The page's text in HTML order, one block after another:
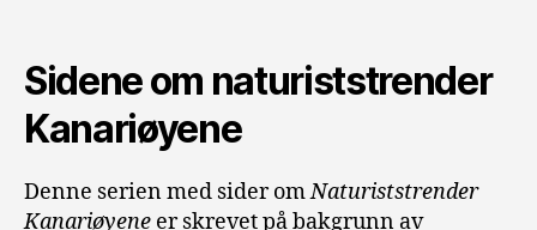
Sidene om naturiststrender
Kanariøyene
Denne serien med sider omNaturiststrender
Kanariøyene er skrevet på bakgrunn av